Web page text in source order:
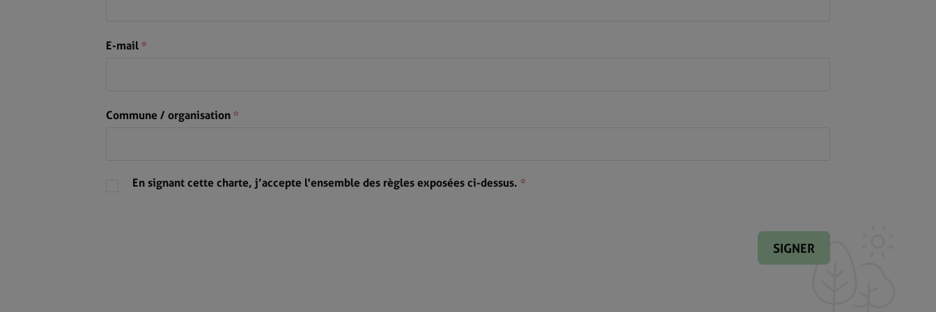
E-mail *
Commune / organisation *
En signant cette charte, j’accepte l'ensemble des règles exposées ci-dessus. *